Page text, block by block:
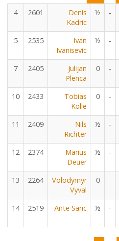
4
2601
Denis
Kadric
½ -
5 2535
Ivan
Ivanisevic
½ -
7 2405
Julijan
Plenca
0 -
10 2433
Tobias
Kölle
0 -
11 2409
Nils
Richter
½ -
12 2374
Marius
Deuer
½ -
13 2264
Volodymyr
Vyval
0 -
14 2519 Ante Saric ½ -